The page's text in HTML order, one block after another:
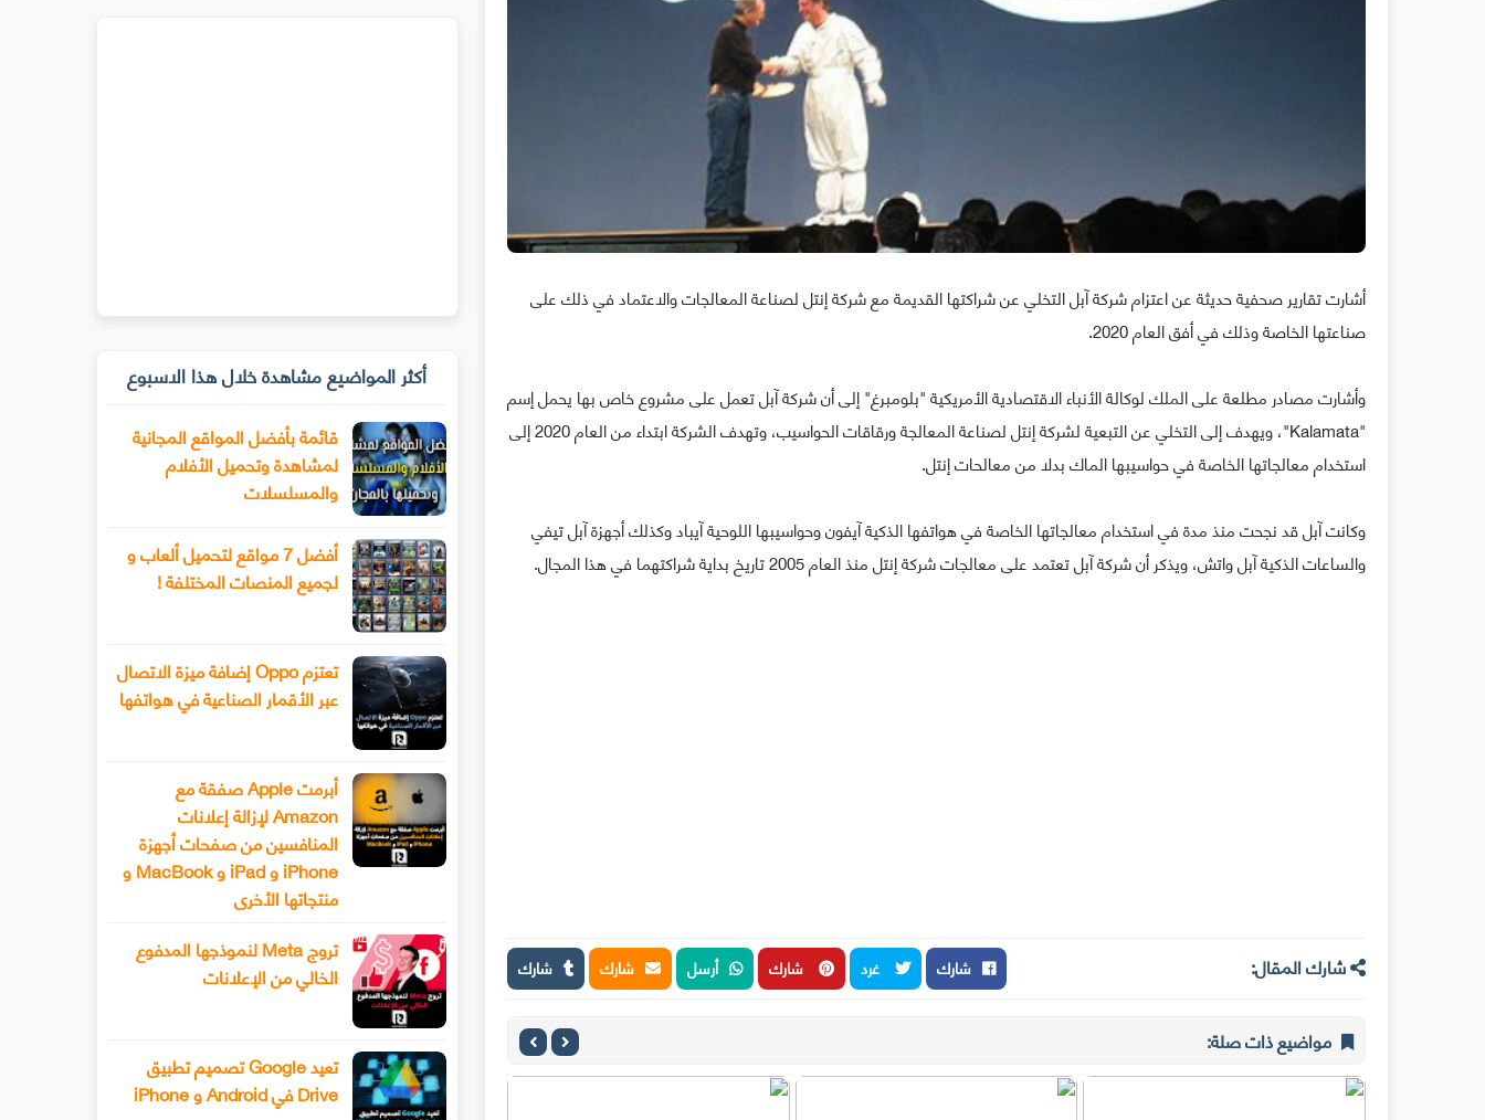
أشارت تقارير صحفية حديثة عن اعتزام شركة آبل التخلي عن شراكتها القديمة مع شركة إنتل لصناعة المعالجات والاعتماد في ذلك على
صناعتها الخاصة وذلك في أفق العام 2020.
وأشارت مصادر مطلعة على الملك لوكالة الأنباء الاقتصادية الأمريكية "بلومبرغ" إلى أن شركة آبل تعمل على مشروع خاص بها يحمل إسم
"Kalamata"، ويهدف إلى التخلي عن التبعية لشركة إنتل لصناعة المعالجة ورقاقات الحواسيب، وتهدف الشركة ابتداء من العام 2020 إلى
استخدام معالجاتها الخاصة في حواسيبها الماك بدلا من معالحات إنتل.
وكانت آبل قد نجحت منذ مدة في استخدام معالجاتها الخاصة في هواتفها الذكية آيفون وحواسيبها اللوحية آيباد وكذلك أجهزة آبل تيفي
والساعات الذكية آبل واتش، ويذكر أن شركة آبل تعتمد على معالجات شركة إنتل منذ العام 2005 تاريخ بداية شراكتهما في هذا المجال.
شارك المقال: شارك غرد شارك أرسل شارك شارك
مواضيع ذات صلة:
أكثر المواضيع مشاهدة خلال هذا الاسبوع
قائمة بأفضل المواقع المجانية
لمشاهدة وتحميل الأفلام
والمسلسلات
أفضل 7 مواقع لتحميل ألعاب و
لجميع المنصات المختلفة !
تعتزم Oppo إضافة ميزة الاتصال
عبر الأقمار الصناعية في هواتفها
أبرمت Apple صفقة مع
Amazon لإزالة إعلانات
المنافسين من صفحات أجهزة
iPhone و iPad و MacBook و
منتجاتها الأخرى
تروج Meta لنموذجها المدفوع
الخالي من الإعلانات
تعيد Google تصميم تطبيق
Drive في Android و iPhone